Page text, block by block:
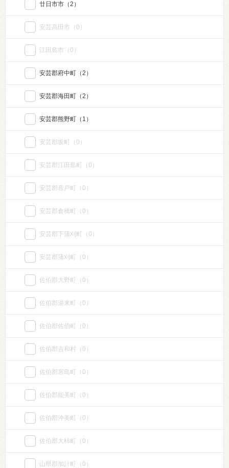
廿日市市 （2）
安芸高田市 （0）
江田島市 （0）
安芸郡府中町 （2）
安芸郡海田町 （2）
安芸郡熊野町 （1）
安芸郡坂町 （0）
安芸郡江田島町 （0）
安芸郡音戸町 （0）
安芸郡倉橋町 （0）
安芸郡下蒲刈町 （0）
安芸郡蒲刈町 （0）
佐伯郡大野町 （0）
佐伯郡湯来町 （0）
佐伯郡佐伯町 （0）
佐伯郡吉和村 （0）
佐伯郡宮島町 （0）
佐伯郡能美町 （0）
佐伯郡沖美町 （0）
佐伯郡大柿町 （0）
山県郡加計町 （0）